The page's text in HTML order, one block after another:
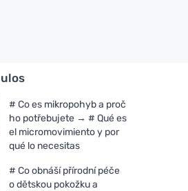
# Co es mikropohyb a proč
ho potřebujete → # Qué es
el micromovimiento y por
qué lo necesitas
# Co obnáší přírodní péče
o dětskou pokožku a